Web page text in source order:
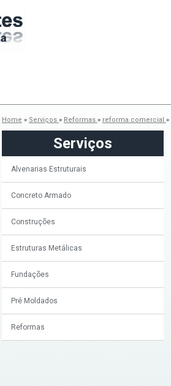
Home » Serviços » Reformas » reforma comercial »
Serviços
Alvenarias Estruturais
Concreto Armado
Construções
Estruturas Metálicas
Fundações
Pré Moldados
Reformas